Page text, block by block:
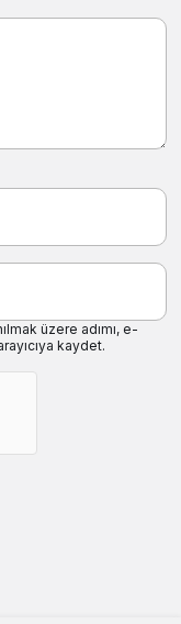
üzere adımı, e-
kaydet.